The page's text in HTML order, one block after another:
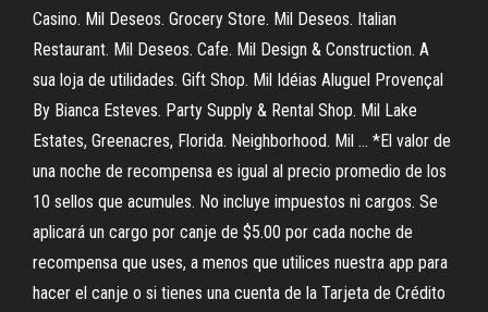
Casino. Mil Deseos. Grocery Store. Mil Deseos. Italian
Restaurant. Mil Deseos. Cafe. Mil Design & Construction. A
sua loja de utilidades. Gift Shop. Mil Idéias Aluguel Provençal
By Bianca Esteves. Party Supply & Rental Shop. Mil Lake
Estates, Greenacres, Florida. Neighborhood. Mil … *El valor de
una noche de recompensa es igual al precio promedio de los
10 sellos que acumules. No incluye impuestos ni cargos. Se
aplicará un cargo por canje de $5.00 por cada noche de
recompensa que uses, a menos que utilices nuestra app para
hacer el canje o si tienes una cuenta de la Tarjeta de Crédito